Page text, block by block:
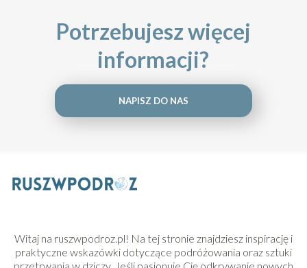
Potrzebujesz więcej
informacji?
NAPISZ DO NAS
Witaj na ruszwpodroz.pl! Na tej stronie znajdziesz inspirację i
praktyczne wskazówki dotyczące podróżowania oraz sztuki